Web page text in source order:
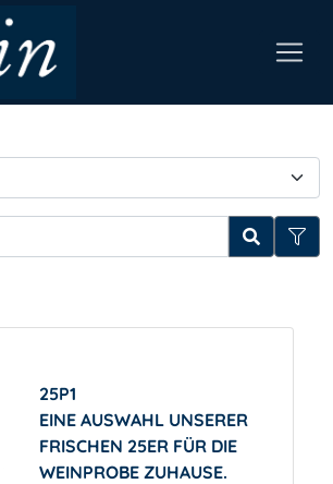
25P1
EINE AUSWAHL UNSERER
FRISCHEN 25ER FÜR DIE
WEINPROBE ZUHAUSE.